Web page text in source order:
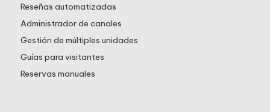
Reseñas automatizadas
Administrador de canales
Gestión de múltiples unidades
Guías para visitantes
Reservas manuales